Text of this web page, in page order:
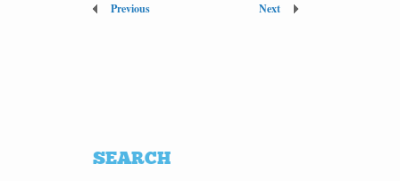
Previous Next
SEARCH